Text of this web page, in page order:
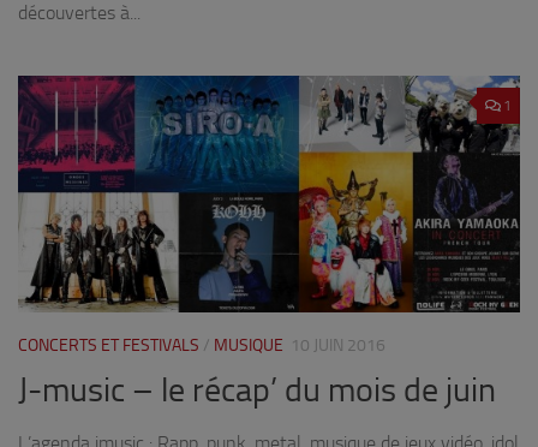
découvertes à...
1
CONCERTS ET FESTIVALS / MUSIQUE 10 JUIN 2016
J-music – le récap’ du mois de juin